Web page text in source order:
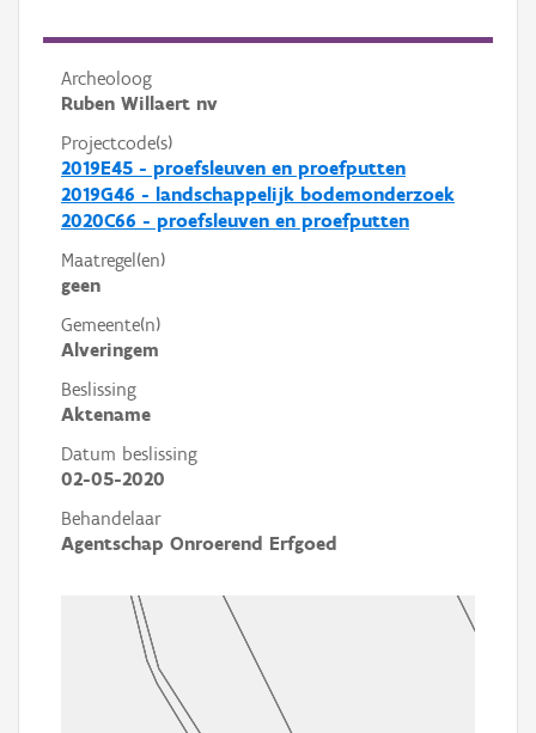
Archeoloog
Ruben Willaert nv
Projectcode(s)
2019E45 - proefsleuven en proefputten
2019G46 - landschappelijk bodemonderzoek
2020C66 - proefsleuven en proefputten
Maatregel(en)
geen
Gemeente(n)
Alveringem
Beslissing
Aktename
Datum beslissing
02-05-2020
Behandelaar
Agentschap Onroerend Erfgoed